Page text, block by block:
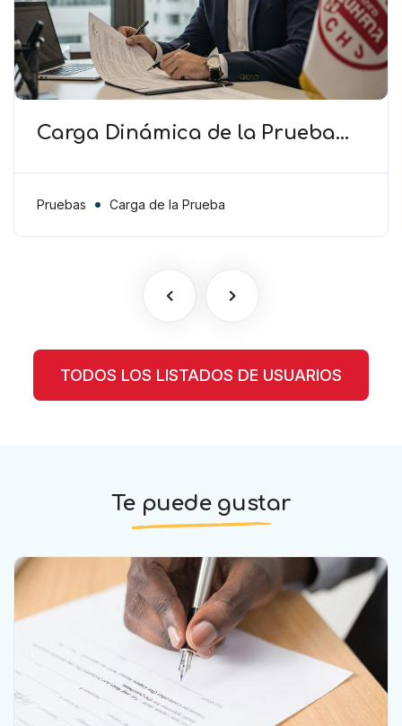
Carga Dinámica de la Prueba
la presentación de pruebas más
allá de la carga procesal
Pruebas Carga de la Prueba
TODOS LOS LISTADOS DE USUARIOS
Te puede gustar